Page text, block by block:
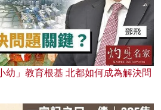
幼」教育根基 北都如何成為解決問